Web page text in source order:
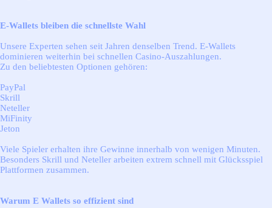
E-Wallets bleiben die schnellste Wahl
Unsere Experten sehen seit Jahren denselben Trend. E-Wallets
dominieren weiterhin bei schnellen Casino-Auszahlungen.
Zu den beliebtesten Optionen gehören:
PayPal
Skrill
Neteller
MiFinity
Jeton
Viele Spieler erhalten ihre Gewinne innerhalb von wenigen Minuten.
Besonders Skrill und Neteller arbeiten extrem schnell mit Glücksspiel
Plattformen zusammen.
Warum E Wallets so effizient sind